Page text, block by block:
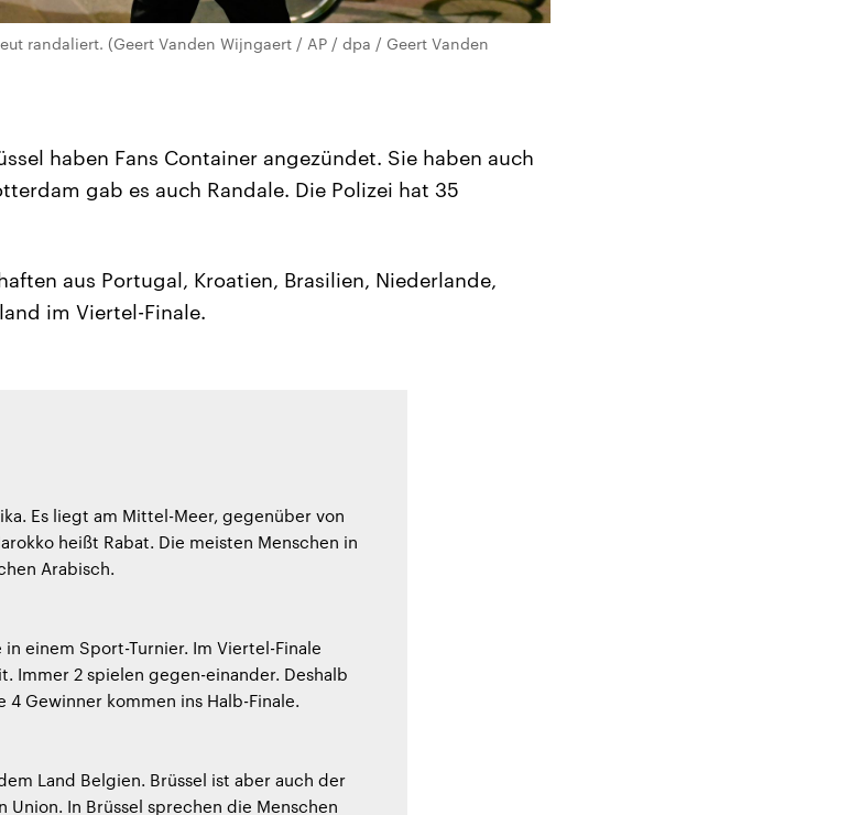
randaliert. (Geert Vanden Wijngaert / AP / dpa / Geert Vanden
haben Fans Container angezündet. Sie haben auch
gab es auch Randale. Die Polizei hat 35
aus Portugal, Kroatien, Brasilien, Niederlande,
im Viertel-Finale.
Es liegt am Mittel-Meer, gegenüber von
heißt Rabat. Die meisten Menschen in
Arabisch.
einem Sport-Turnier. Im Viertel-Finale
Immer 2 spielen gegen-einander. Deshalb
Gewinner kommen ins Halb-Finale.
Land Belgien. Brüssel ist aber auch der
Union. In Brüssel sprechen die Menschen